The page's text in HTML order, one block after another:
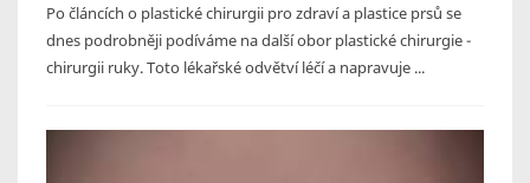
Po článcích o plastické chirurgii pro zdraví a plastice prsů se
dnes podrobněji podíváme na další obor plastické chirurgie -
chirurgii ruky. Toto lékařské odvětví léčí a napravuje ...